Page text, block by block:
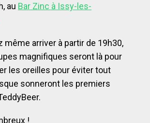
au Bar Zinc à Issy-les-
même arriver à partir de 19h30,
magnifiques seront là pour
les oreilles pour éviter tout
sonneront les premiers
!